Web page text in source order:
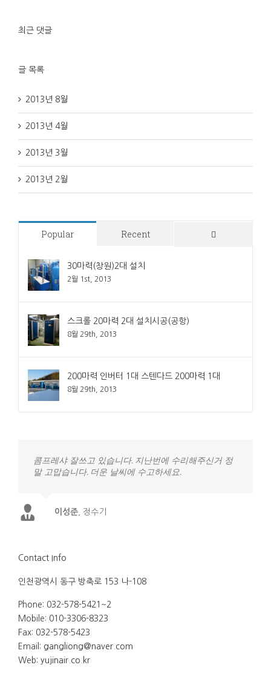
최근 댓글
글 목록
2013년 8월
2013년 4월
2013년 3월
2013년 2월
Popular Recent
30마력(창원)2대 설치
2월 1st, 2013
스크롤 20마력 2대 설치시공(공항)
8월 29th, 2013
200마력 인버터 1대 스텐다드 200마력 1대
8월 29th, 2013
콤프레샤 잘쓰고 있습니다. 지난번에 수리해주신거 정
말 고맙습니다. 더운 날씨에 수고하세요.
이성준 정수기
Contact Info
인천광역시 동구 방축로 153 나-108
Phone: 032-578-5421~2
Mobile: 010-3306-8323
Fax: 032-578-5423
Email: gangliong@naver.com
Web: yujinair.co.kr